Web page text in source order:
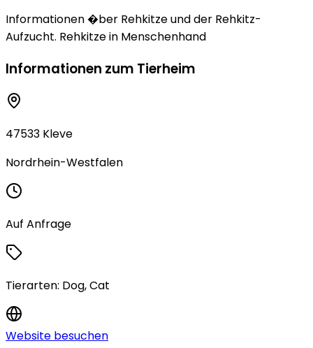
Informationen �ber Rehkitze und der Rehkitz-
Aufzucht. Rehkitze in Menschenhand
Informationen zum Tierheim
47533 Kleve
Nordrhein-Westfalen
Auf Anfrage
Tierarten: Dog, Cat
Website besuchen